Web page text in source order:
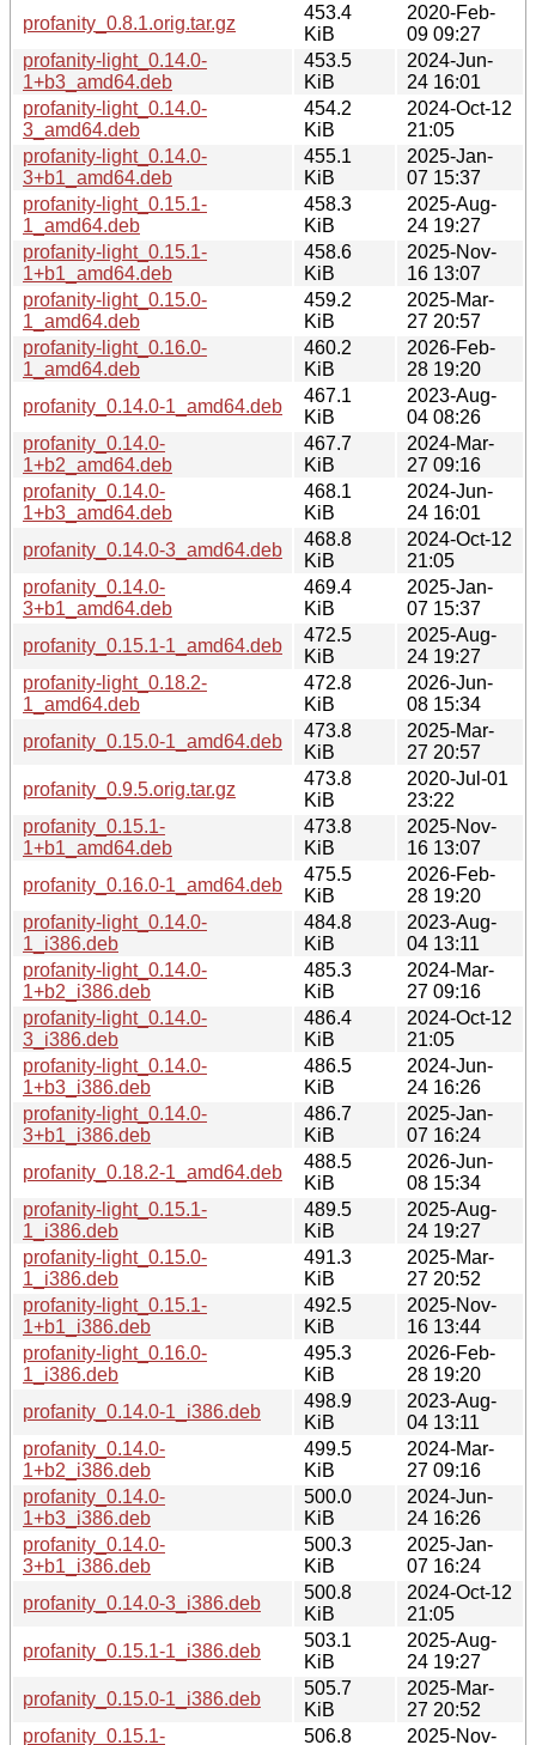
profanity_0.8.1.orig.tar.gz
453.4
KiB
2020-Feb-
09 09:27
profanity-light_0.14.0-
1+b3_amd64.deb
453.5
KiB
2024-Jun-
24 16:01
profanity-light_0.14.0-
3_amd64.deb
454.2
KiB
2024-Oct-12
21:05
profanity-light_0.14.0-
3+b1_amd64.deb
455.1
KiB
2025-Jan-
07 15:37
profanity-light_0.15.1-
1_amd64.deb
458.3
KiB
2025-Aug-
24 19:27
profanity-light_0.15.1-
1+b1_amd64.deb
458.6
KiB
2025-Nov-
16 13:07
profanity-light_0.15.0-
1_amd64.deb
459.2
KiB
2025-Mar-
27 20:57
profanity-light_0.16.0-
1_amd64.deb
460.2
KiB
2026-Feb-
28 19:20
profanity_0.14.0-1_amd64.deb
467.1
KiB
2023-Aug-
04 08:26
profanity_0.14.0-
1+b2_amd64.deb
467.7
KiB
2024-Mar-
27 09:16
profanity_0.14.0-
1+b3_amd64.deb
468.1
KiB
2024-Jun-
24 16:01
profanity_0.14.0-3_amd64.deb
468.8
KiB
2024-Oct-12
21:05
profanity_0.14.0-
3+b1_amd64.deb
469.4
KiB
2025-Jan-
07 15:37
profanity_0.15.1-1_amd64.deb
472.5
KiB
2025-Aug-
24 19:27
profanity-light_0.18.2-
1_amd64.deb
472.8
KiB
2026-Jun-
08 15:34
profanity_0.15.0-1_amd64.deb
473.8
KiB
2025-Mar-
27 20:57
profanity_0.9.5.orig.tar.gz
473.8
KiB
2020-Jul-01
23:22
profanity_0.15.1-
1+b1_amd64.deb
473.8
KiB
2025-Nov-
16 13:07
profanity_0.16.0-1_amd64.deb
475.5
KiB
2026-Feb-
28 19:20
profanity-light_0.14.0-
1_i386.deb
484.8
KiB
2023-Aug-
04 13:11
profanity-light_0.14.0-
1+b2_i386.deb
485.3
KiB
2024-Mar-
27 09:16
profanity-light_0.14.0-
3_i386.deb
486.4
KiB
2024-Oct-12
21:05
profanity-light_0.14.0-
1+b3_i386.deb
486.5
KiB
2024-Jun-
24 16:26
profanity-light_0.14.0-
3+b1_i386.deb
486.7
KiB
2025-Jan-
07 16:24
profanity_0.18.2-1_amd64.deb
488.5
KiB
2026-Jun-
08 15:34
profanity-light_0.15.1-
1_i386.deb
489.5
KiB
2025-Aug-
24 19:27
profanity-light_0.15.0-
1_i386.deb
491.3
KiB
2025-Mar-
27 20:52
profanity-light_0.15.1-
1+b1_i386.deb
492.5
KiB
2025-Nov-
16 13:44
profanity-light_0.16.0-
1_i386.deb
495.3
KiB
2026-Feb-
28 19:20
profanity_0.14.0-1_i386.deb
498.9
KiB
2023-Aug-
04 13:11
profanity_0.14.0-
1+b2_i386.deb
499.5
KiB
2024-Mar-
27 09:16
profanity_0.14.0-
1+b3_i386.deb
500.0
KiB
2024-Jun-
24 16:26
profanity_0.14.0-
3+b1_i386.deb
500.3
KiB
2025-Jan-
07 16:24
profanity_0.14.0-3_i386.deb
500.8
KiB
2024-Oct-12
21:05
profanity_0.15.1-1_i386.deb
503.1
KiB
2025-Aug-
24 19:27
profanity_0.15.0-1_i386.deb
505.7
KiB
2025-Mar-
27 20:52
profanity_0.15.1-
506.8 2025-Nov-